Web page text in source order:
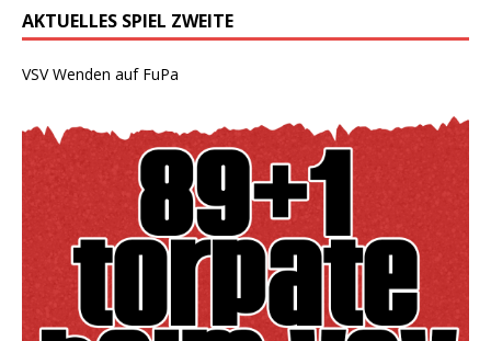
AKTUELLES SPIEL ZWEITE
VSV Wenden auf FuPa